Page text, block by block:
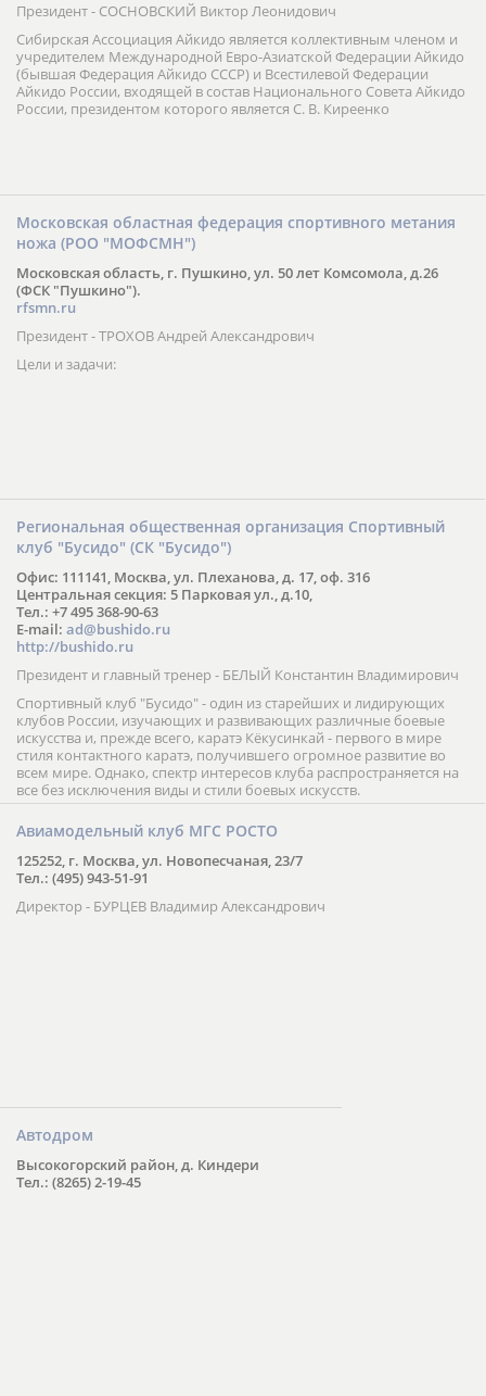
Президент - СОСНОВСКИЙ Виктор Леонидович
Сибирская Ассоциация Айкидо является коллективным членом и
учредителем Международной Евро-Азиатской Федерации Айкидо
(бывшая Федерация Айкидо СССР) и Всестилевой Федерации
Айкидо России, входящей в состав Национального Совета Айкидо
России, президентом которого является С. В. Киреенко
Московская областная федерация спортивного метания
ножа (РОО "МОФСМН")
Московская область, г. Пушкино, ул. 50 лет Комсомола, д.26
(ФСК "Пушкино").
rfsmn.ru
Президент - ТРОХОВ Андрей Александрович
Цели и задачи:
Региональная общественная организация Спортивный
клуб "Бусидо" (СК "Бусидо")
Офис: 111141, Москва, ул. Плеханова, д. 17, оф. 316
Центральная секция: 5 Парковая ул., д.10,
Тел.: +7 495 368-90-63
E-mail: ad@bushido.ru
http://bushido.ru
Президент и главный тренер - БЕЛЫЙ Константин Владимирович
Спортивный клуб "Бусидо" - один из старейших и лидирующих
клубов России, изучающих и развивающих различные боевые
искусства и, прежде всего, каратэ Кёкусинкай - первого в мире
стиля контактного каратэ, получившего огромное развитие во
всем мире. Однако, спектр интересов клуба распространяется на
все без исключения виды и стили боевых искусств.
Авиамодельный клуб МГС РОСТО
125252, г. Москва, ул. Новопесчаная, 23/7
Тел.: (495) 943-51-91
Директор - БУРЦЕВ Владимир Александрович
Автодром
Высокогорский район, д. Киндери
Тел.: (8265) 2-19-45